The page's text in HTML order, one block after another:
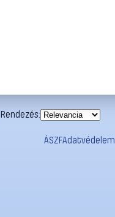
Rendezés:
ÁSZFAdatvédelem